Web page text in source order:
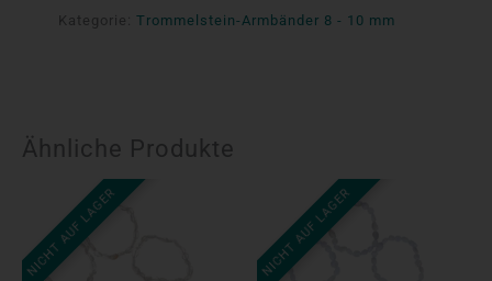
Kategorie:
Trommelstein-Armbänder 8 - 10 mm
Ähnliche Produkte
NICHT AUF LAGER NICHT AUF LAGER